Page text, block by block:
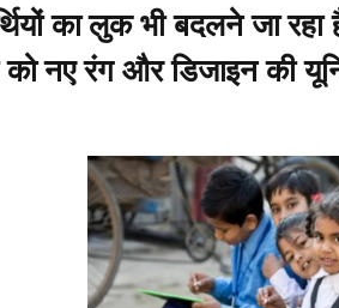
का लुक भी बदलने जा
नए रंग और डिजाइन की